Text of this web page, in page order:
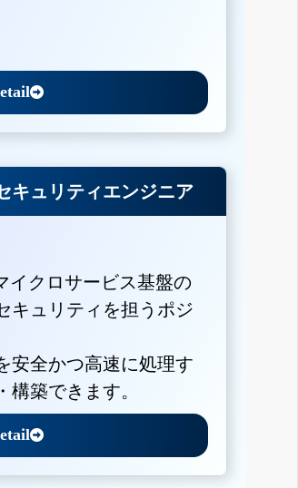
キュリティエンジニア
イクロサービス基盤の
キュリティを担うポジ
安全かつ高速に処理す
構築できます。